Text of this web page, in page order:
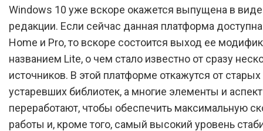
Windows 10 уже вскоре окажется выпущена в
редакции. Если сейчас данная платформа
Home и Pro, то вскоре состоится выход ее
названием Lite, о чем стало известно от сразу
источников. В этой платформе откажутся от старых
устаревших библиотек, а многие элементы и
переработают, чтобы обеспечить максимальную
работы и, кроме того, самый высокий уровень